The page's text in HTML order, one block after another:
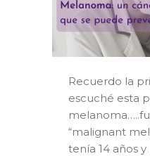
Recuerdo la
escuché esta
“malignant
tenía 14 años